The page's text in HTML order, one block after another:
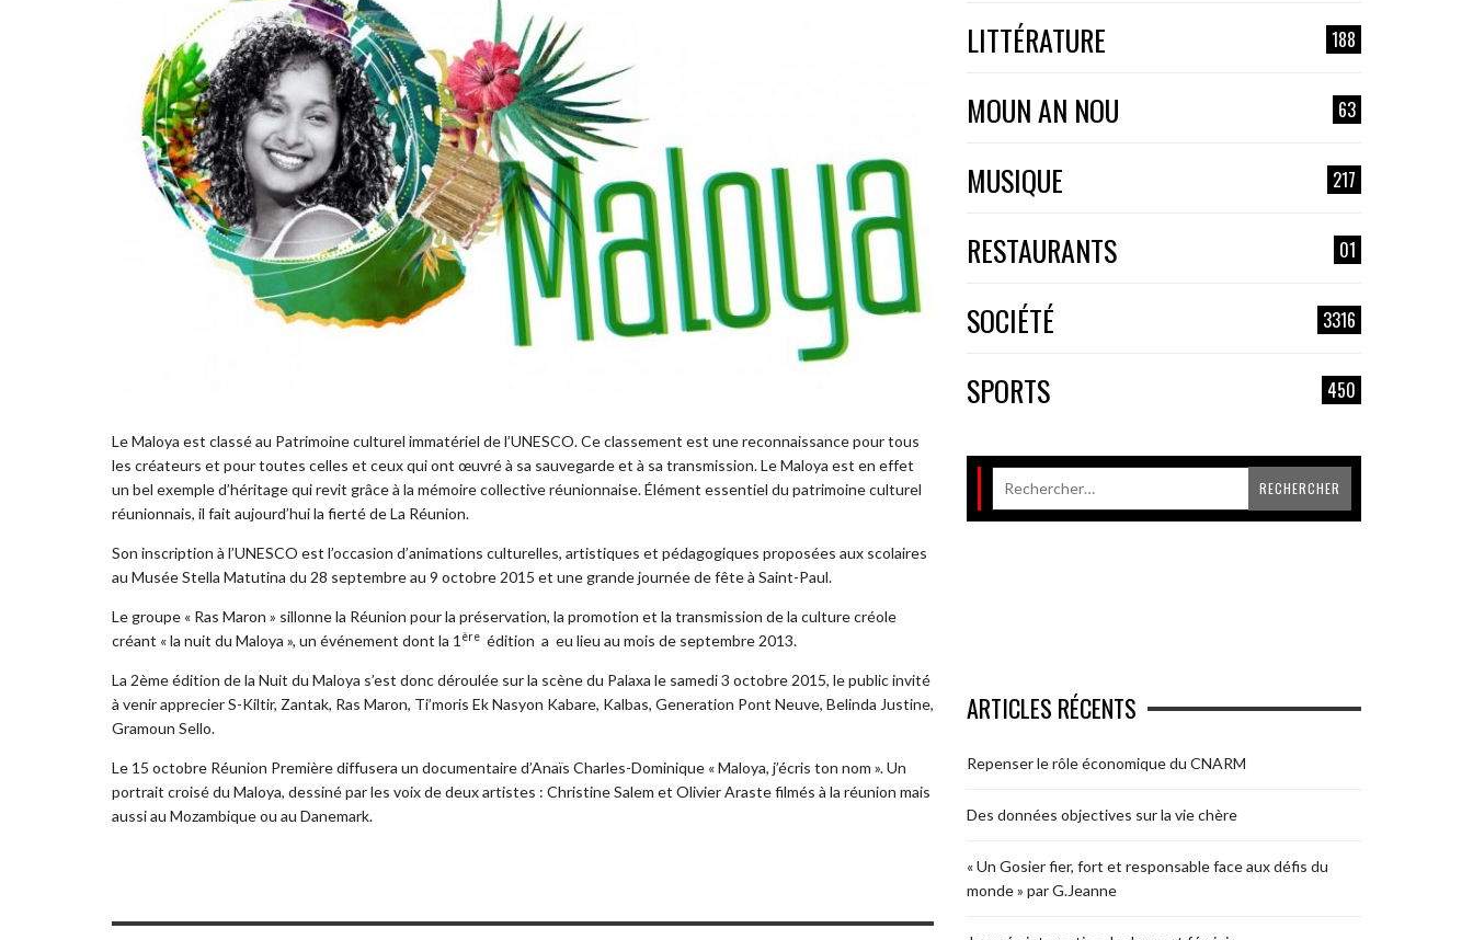
Le Maloya est classé au Patrimoine culturel immatériel de l’UNESCO. Ce classement est une reconnaissance pour tous
les créateurs et pour toutes celles et ceux qui ont œuvré à sa sauvegarde et à sa transmission. Le Maloya est en effet
un bel exemple d’héritage qui revit grâce à la mémoire collective réunionnaise. Élément essentiel du patrimoine culturel
réunionnais, il fait aujourd’hui la fierté de La Réunion.
Son inscription à l’UNESCO est l’occasion d’animations culturelles, artistiques et pédagogiques proposées aux scolaires
au Musée Stella Matutina du 28 septembre au 9 octobre 2015 et une grande journée de fête à Saint-Paul.
Le groupe « Ras Maron » sillonne la Réunion pour la préservation, la promotion et la transmission de la culture créole
créant « la nuit du Maloya », un événement dont la 1 ère édition a eu lieu au mois de septembre 2013.
La 2ème édition de la Nuit du Maloya s’est donc déroulée sur la scène du Palaxa le samedi 3 octobre 2015, le public invité
à venir apprecier S-Kiltir, Zantak, Ras Maron, Ti’moris Ek Nasyon Kabare, Kalbas, Generation Pont Neuve, Belinda Justine,
Gramoun Sello.
Le 15 octobre Réunion Première diffusera un documentaire d’Anaïs Charles-Dominique « Maloya, j’écris ton nom ». Un
portrait croisé du Maloya, dessiné par les voix de deux artistes : Christine Salem et Olivier Araste filmés à la réunion mais
aussi au Mozambique ou au Danemark.
LITTÉRATURE 188
MOUN AN NOU 63
MUSIQUE 217
RESTAURANTS 01
SOCIÉTÉ 3316
SPORTS 450
ARTICLES RÉCENTS
Repenser le rôle économique du CNARM
Des données objectives sur la vie chère
« Un Gosier fier, fort et responsable face aux défis du
monde » par G.Jeanne